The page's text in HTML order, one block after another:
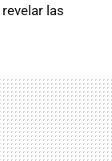
las